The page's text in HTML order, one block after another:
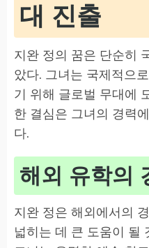
대 진출
지완 정의 꿈은 단순히
았다. 그녀는 국제적으
기 위해 글로벌 무대에
한 결심은 그녀의 경력
다.
해외 유학의
지완 정은 해외에서의
넓히는 데 큰 도움이 될